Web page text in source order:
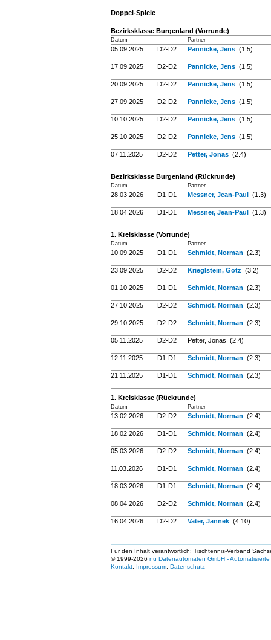
Doppel-Spiele
Bezirksklasse Burgenland (Vorrunde)
Datum Partner
05.09.2025 D2-D2 Pannicke, Jens (1.5)
17.09.2025 D2-D2 Pannicke, Jens (1.5)
20.09.2025 D2-D2 Pannicke, Jens (1.5)
27.09.2025 D2-D2 Pannicke, Jens (1.5)
10.10.2025 D2-D2 Pannicke, Jens (1.5)
25.10.2025 D2-D2 Pannicke, Jens (1.5)
07.11.2025 D2-D2 Petter, Jonas (2.4)
Bezirksklasse Burgenland (Rückrunde)
Datum Partner
28.03.2026 D1-D1 Messner, Jean-Paul (1.3)
18.04.2026 D1-D1 Messner, Jean-Paul (1.3)
1. Kreisklasse (Vorrunde)
Datum Partner
10.09.2025 D1-D1 Schmidt, Norman (2.3)
23.09.2025 D2-D2 Krieglstein, Götz (3.2)
01.10.2025 D1-D1 Schmidt, Norman (2.3)
27.10.2025 D2-D2 Schmidt, Norman (2.3)
29.10.2025 D2-D2 Schmidt, Norman (2.3)
05.11.2025 D2-D2 Petter, Jonas (2.4)
12.11.2025 D1-D1 Schmidt, Norman (2.3)
21.11.2025 D1-D1 Schmidt, Norman (2.3)
1. Kreisklasse (Rückrunde)
Datum Partner
13.02.2026 D2-D2 Schmidt, Norman (2.4)
18.02.2026 D1-D1 Schmidt, Norman (2.4)
05.03.2026 D2-D2 Schmidt, Norman (2.4)
11.03.2026 D1-D1 Schmidt, Norman (2.4)
18.03.2026 D1-D1 Schmidt, Norman (2.4)
08.04.2026 D2-D2 Schmidt, Norman (2.4)
16.04.2026 D2-D2 Vater, Jannek (4.10)
Für den Inhalt verantwortlich: Tischtennis-Verband
© 1999-2026 nu Datenautomaten GmbH -
Kontakt
Impressum Datenschutz